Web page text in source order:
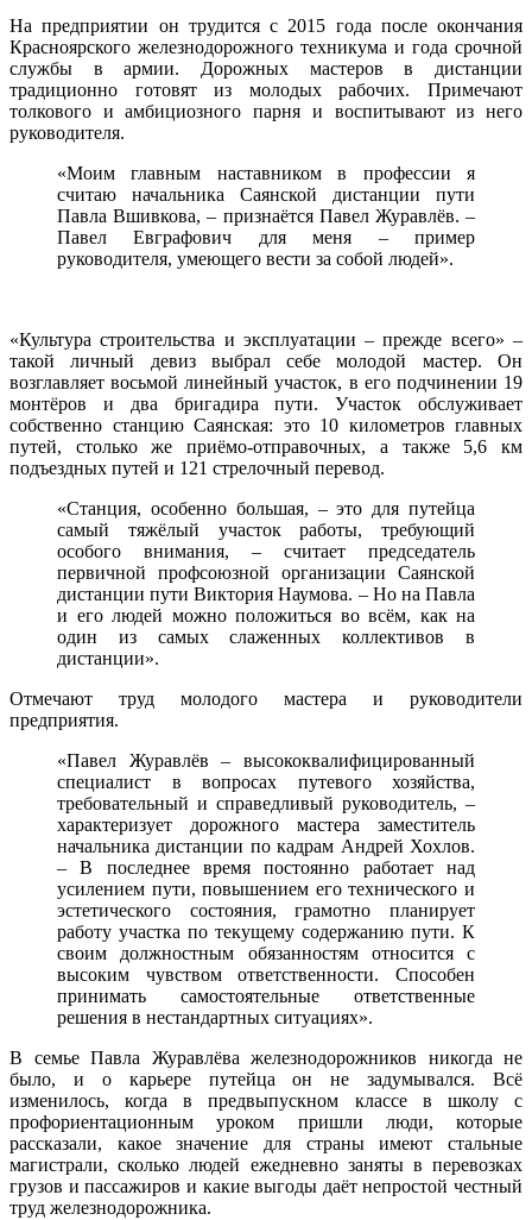
На предприятии он трудится с 2015 года после окончания
Красноярского железнодорожного техникума и года срочной
службы в армии. Дорожных мастеров в дистанции
традиционно готовят из молодых рабочих. Примечают
толкового и амбициозного парня и воспитывают из него
руководителя.
«Моим главным наставником в профессии я
считаю начальника Саянской дистанции пути
Павла Вшивкова, – признаётся Павел Журавлёв. –
Павел Евграфович для меня – пример
руководителя, умеющего вести за собой людей».
«Культура строительства и эксплуатации – прежде всего» –
такой личный девиз выбрал себе молодой мастер. Он
возглавляет восьмой линейный участок, в его подчинении 19
монтёров и два бригадира пути. Участок обслуживает
собственно станцию Саянская: это 10 километров главных
путей, столько же приёмо-отправочных, а также 5,6 км
подъездных путей и 121 стрелочный перевод.
«Станция, особенно большая, – это для путейца
самый тяжёлый участок работы, требующий
особого внимания, – считает председатель
первичной профсоюзной организации Саянской
дистанции пути Виктория Наумова. – Но на Павла
и его людей можно положиться во всём, как на
один из самых слаженных коллективов в
дистанции».
Отмечают труд молодого мастера и руководители
предприятия.
«Павел Журавлёв – высококвалифицированный
специалист в вопросах путевого хозяйства,
требовательный и справедливый руководитель, –
характеризует дорожного мастера заместитель
начальника дистанции по кадрам Андрей Хохлов.
– В последнее время постоянно работает над
усилением пути, повышением его технического и
эстетического состояния, грамотно планирует
работу участка по текущему содержанию пути. К
своим должностным обязанностям относится с
высоким чувством ответственности. Способен
принимать самостоятельные ответственные
решения в нестандартных ситуациях».
В семье Павла Журавлёва железнодорожников никогда не
было, и о карьере путейца он не задумывался. Всё
изменилось, когда в предвыпускном классе в школу с
профориентационным уроком пришли люди, которые
рассказали, какое значение для страны имеют стальные
магистрали, сколько людей ежедневно заняты в перевозках
грузов и пассажиров и какие выгоды даёт непростой честный
труд железнодорожника.